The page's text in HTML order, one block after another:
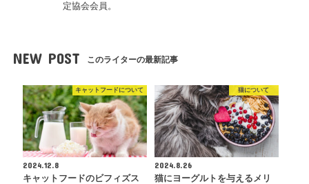
定協会会員。
NEW POST このライターの最新記事
キャットフードについて
2024.12.8
キャットフードのビフィズス
猫について
2024.8.26
猫にヨーグルトを与えるメリ